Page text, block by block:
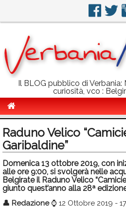
Il BLOG pubblico di Verbania:
curiosità, vco :
Politica
Sport
Eventi
Raduno Velico
Garibaldine”
Domenica 13 ottobre 2019, con
alle ore 9:00, si svolgerà nelle
Belgirate il Raduno Velico
giunto quest’anno alla 28ª
👤 Redazione ⌚ 12 Ottobre 2019 -